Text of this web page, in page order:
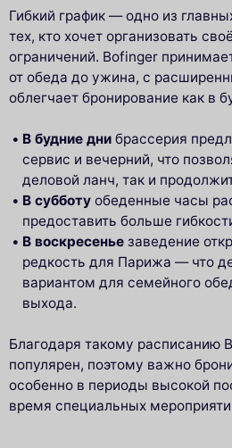
Гибкий график — одно из
тех, кто хочет организовать
ограничений. Bofinger
от обеда до ужина, с
облегчает бронирование как в
В будние дни браcсерия
сервис и вечерний, что
деловой ланч, так и
В субботу обеденные часы
предоставить больше
В воскресенье заведение
редкость для Парижа — что
вариантом для семейного
выхода.
Благодаря такому расписанию
популярен, поэтому важно
особенно в периоды высокой
время специальных